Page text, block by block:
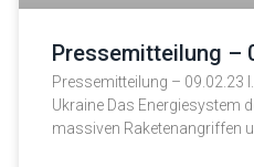
Pressemitteilung –
Pressemitteilung – 09.02.23
Ukraine Das Energiesystem
massiven Raketenangriffen